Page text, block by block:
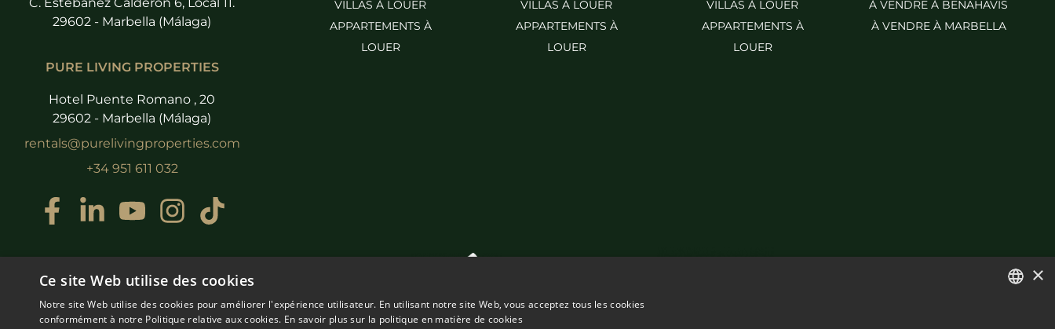
29602 - Marbella (Málaga)
PURE LIVING PROPERTIES
Hotel Puente Romano , 20
29602 - Marbella (Málaga)
rentals@purelivingproperties.com
+34 951 611 032
VILLAS À LOUER
APPARTEMENTS À
LOUER
VILLAS À LOUER
APPARTEMENTS À
LOUER
VILLAS À LOUER
APPARTEMENTS À
LOUER
À VENDRE À BENAHAVIS
À VENDRE À MARBELLA
×
Ce site Web utilise des cookies
Notre site Web utilise des cookies pour améliorer l'expérience utilisateur. En utilisant notre site Web, vous acceptez tous les cookies
conformément à notre Politique relative aux cookies. En savoir plus sur la politique en matière de cookies